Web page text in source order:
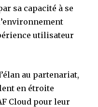
sa capacité à se
utilisateur
au partenariat,
en étroite
Cloud pour leur